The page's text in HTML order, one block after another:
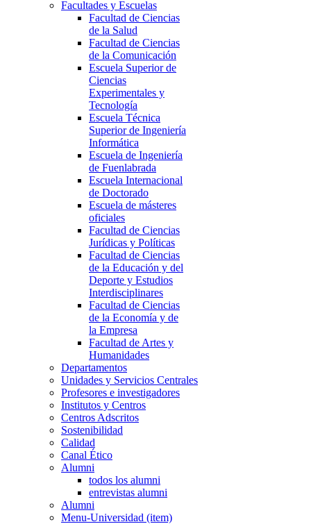
Facultades y Escuelas
Facultad de Ciencias
de la Salud
Facultad de Ciencias
de la Comunicación
Escuela Superior de
Ciencias
Experimentales y
Tecnología
Escuela Técnica
Superior de Ingeniería
Informática
Escuela de Ingeniería
de Fuenlabrada
Escuela Internacional
de Doctorado
Escuela de másteres
oficiales
Facultad de Ciencias
Jurídicas y Políticas
Facultad de Ciencias
de la Educación y del
Deporte y Estudios
Interdisciplinares
Facultad de Ciencias
de la Economía y de
la Empresa
Facultad de Artes y
Humanidades
Departamentos
Unidades y Servicios Centrales
Profesores e investigadores
Institutos y Centros
Centros Adscritos
Sostenibilidad
Calidad
Canal Ético
Alumni
todos los alumni
entrevistas alumni
Alumni
Menu-Universidad (item)